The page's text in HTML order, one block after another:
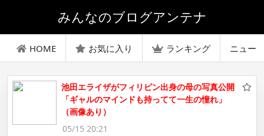
みんなのブログアンテナ
HOME お気に入り ランキング ニュー
池田エライザがフィリピン出身の母の写真公開
「ギャルのマインドも持ってて一生の憧れ」
（画像あり）
05/15 20:21